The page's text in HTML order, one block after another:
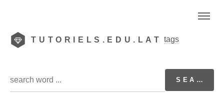
TUTORIELS.EDU.LAT tags